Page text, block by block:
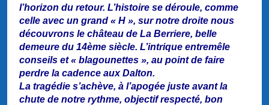
l’horizon du retour. L’histoire se déroule, comme
celle avec un grand « H », sur notre droite nous
découvrons le château de La Berriere, belle
demeure du 14ème siècle. L’intrique entremêle
conseils et « blagounettes », au point de faire
perdre la cadence aux Dalton.
La tragédie s’achève, à l’apogée juste avant la
chute de notre rythme, objectif respecté, bon